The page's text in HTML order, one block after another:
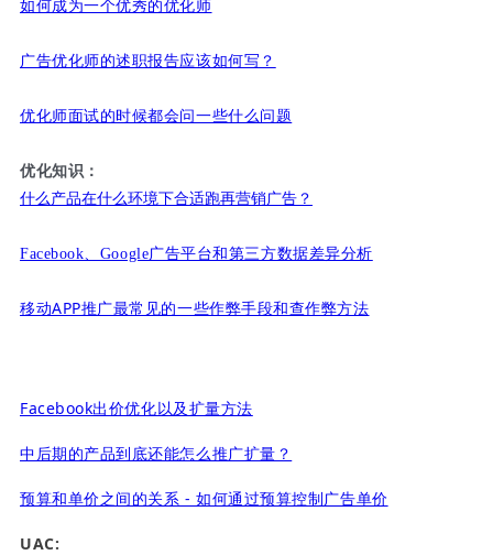
如何成为一个优秀的优化师
广告优化师的述职报告应该如何写？
优化师面试的时候都会问一些什么问题
优化知识：
什么产品在什么环境下合适跑再营销广告？
Facebook、Google广告平台和第三方数据差异分析
移动APP推广最常见的一些作弊手段和查作弊方法
Facebook出价优化以及扩量方法
中后期的产品到底还能怎么推广扩量？
预算和单价之间的关系 - 如何通过预算控制广告单价
UAC: